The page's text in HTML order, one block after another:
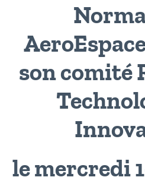
son comité
le mercredi